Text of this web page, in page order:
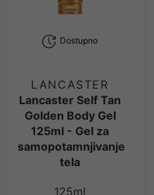
Dostupno
LANCASTER
Lancaster Self Tan
Golden Body Gel
125ml - Gel za
samopotamnjivanje
tela
125ml